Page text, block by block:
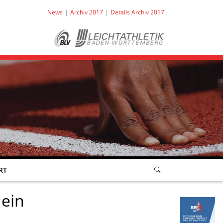
News Archiv 2017 Details Archiv 2017